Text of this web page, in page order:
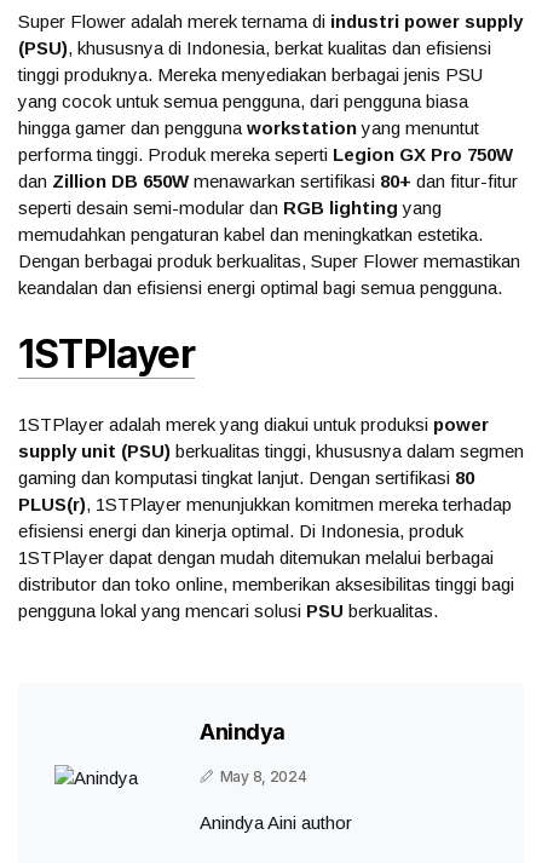
Super Flower adalah merek ternama di industri power supply
(PSU), khususnya di Indonesia, berkat kualitas dan efisiensi
tinggi produknya. Mereka menyediakan berbagai jenis PSU
yang cocok untuk semua pengguna, dari pengguna biasa
hingga gamer dan pengguna workstationyang menuntut
performa tinggi. Produk mereka seperti Legion GX Pro 750W
dan Zillion DB 650W menawarkan sertifikasi 80+ dan fitur-fitur
seperti desain semi-modular dan RGB lighting yang
memudahkan pengaturan kabel dan meningkatkan estetika.
Dengan berbagai produk berkualitas, Super Flower memastikan
keandalan dan efisiensi energi optimal bagi semua pengguna.
1STPlayer
1STPlayer adalah merek yang diakui untuk produksi power
supply unit (PSU) berkualitas tinggi, khususnya dalam segmen
gaming dan komputasi tingkat lanjut. Dengan sertifikasi 80
PLUS(r), 1STPlayer menunjukkan komitmen mereka terhadap
efisiensi energi dan kinerja optimal. Di Indonesia, produk
1STPlayer dapat dengan mudah ditemukan melalui berbagai
distributor dan toko online, memberikan aksesibilitas tinggi bagi
pengguna lokal yang mencari solusi PSU berkualitas.
Anindya
May 8, 2024
Anindya Aini author